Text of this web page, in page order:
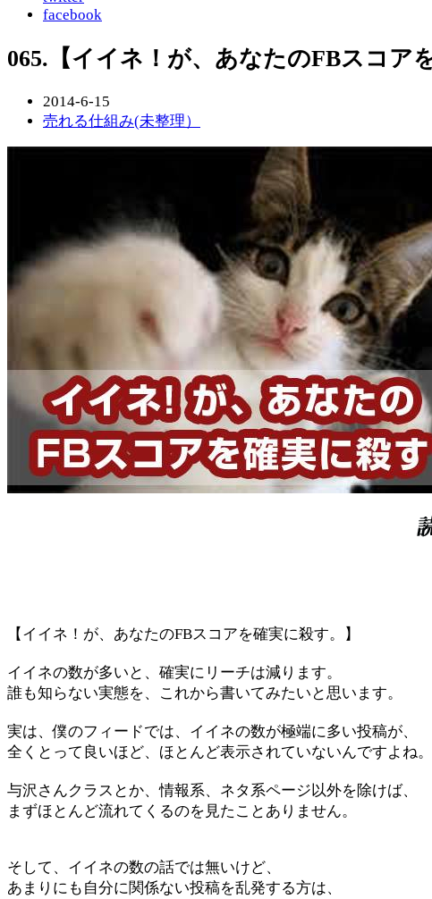
facebook
065.【イイネ！が、あなたのFBスコア
2014-6-15
売れる仕組み(未整理）
【イイネ！が、あなたのFBスコアを確実に殺す。】
イイネの数が多いと、確実にリーチは減ります。
誰も知らない実態を、これから書いてみたいと思います。
実は、僕のフィードでは、イイネの数が極端に多い投稿が、
全くとって良いほど、ほとんど表示されていないんですよね。
与沢さんクラスとか、情報系、ネタ系ページ以外を除けば、
まずほとんど流れてくるのを見たことありません。
そして、イイネの数の話では無いけど、
あまりにも自分に関係ない投稿を乱発する方は、